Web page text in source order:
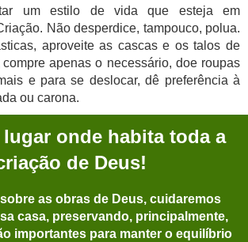
um estilo de vida que esteja em
Não desperdice, tampouco, polua.
aproveite as cascas e os talos de
apenas o necessário, doe roupas
e para se deslocar, dê preferência à
ou carona.
onde habita toda a
de Deus!
as obras de Deus, cuidaremos
casa, preservando, principalmente,
importantes para manter o equilíbrio